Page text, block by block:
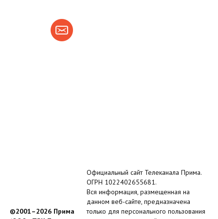
©2001–2026 Прима
Официальный сайт Телеканала Прима.
ОГРН 1022402655681.
Вся информация, размещенная на
данном веб-сайте, предназначена
только для персонального пользования